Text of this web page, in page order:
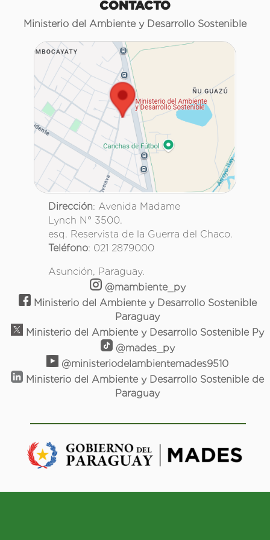
CONTACTO
Ministerio del Ambiente y Desarrollo Sostenible
Dirección: Avenida Madame
Lynch N° 3500.
esq. Reservista de la Guerra del Chaco.
Teléfono: 021 2879000
Asunción, Paraguay.
@mambiente_py
Ministerio del Ambiente y Desarrollo Sostenible
Paraguay
Ministerio del Ambiente y Desarrollo Sostenible Py
@mades_py
@ministeriodelambientemades9510
Ministerio del Ambiente y Desarrollo Sostenible de
Paraguay